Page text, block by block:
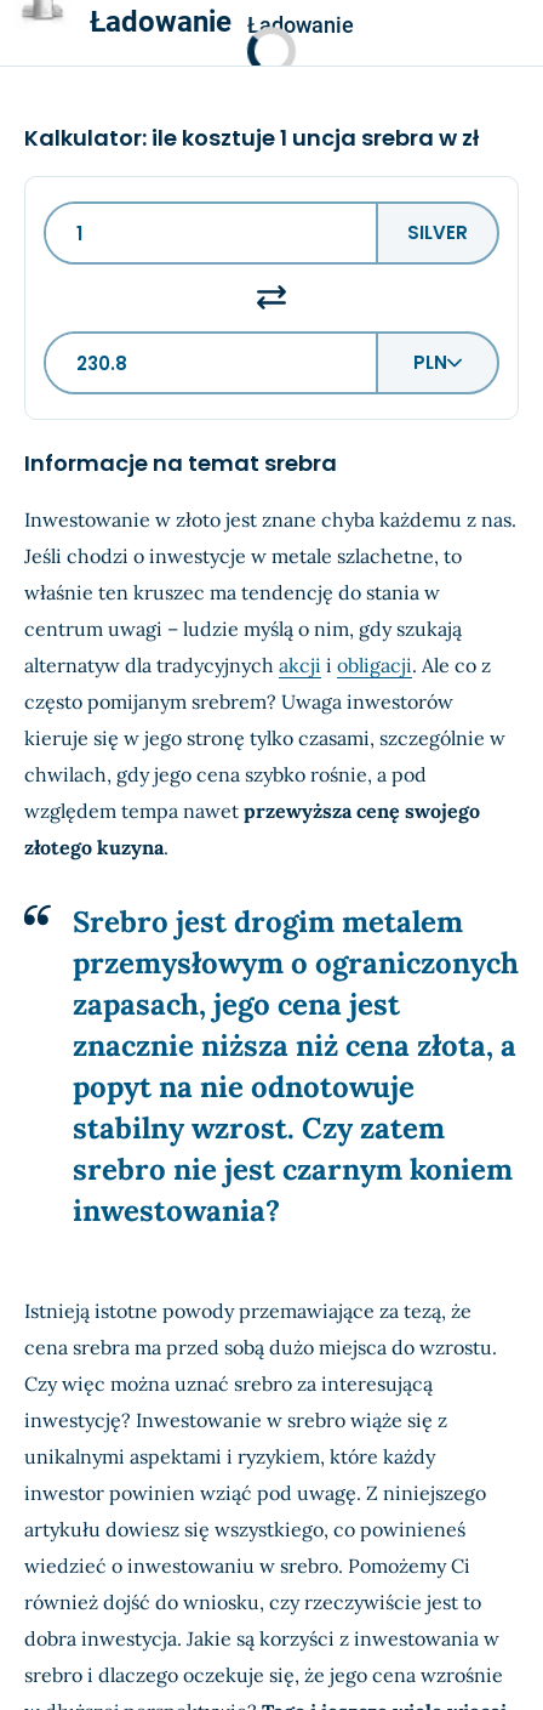
Ładowanie Ładowanie
Kalkulator: ile kosztuje 1 uncja srebra w zł
SILVER
PLN
Informacje na temat srebra
Inwestowanie w złoto jest znane chyba każdemu z nas.
Jeśli chodzi o inwestycje w metale szlachetne, to
właśnie ten kruszec ma tendencję do stania w
centrum uwagi – ludzie myślą o nim, gdy szukają
alternatyw dla tradycyjnych akcji i obligacji. Ale co z
często pomijanym srebrem? Uwaga inwestorów
kieruje się w jego stronę tylko czasami, szczególnie w
chwilach, gdy jego cena szybko rośnie, a pod
względem tempa nawet przewyższa cenę swojego
złotego kuzyna.
Srebro jest drogim metalem
przemysłowym o ograniczonych
zapasach, jego cena jest
znacznie niższa niż cena złota, a
popyt na nie odnotowuje
stabilny wzrost. Czy zatem
srebro nie jest czarnym koniem
inwestowania?
Istnieją istotne powody przemawiające za tezą, że
cena srebra ma przed sobą dużo miejsca do wzrostu.
Czy więc można uznać srebro za interesującą
inwestycję? Inwestowanie w srebro wiąże się z
unikalnymi aspektami i ryzykiem, które każdy
inwestor powinien wziąć pod uwagę. Z niniejszego
artykułu dowiesz się wszystkiego, co powinieneś
wiedzieć o inwestowaniu w srebro. Pomożemy Ci
również dojść do wniosku, czy rzeczywiście jest to
dobra inwestycja. Jakie są korzyści z inwestowania w
srebro i dlaczego oczekuje się, że jego cena wzrośnie